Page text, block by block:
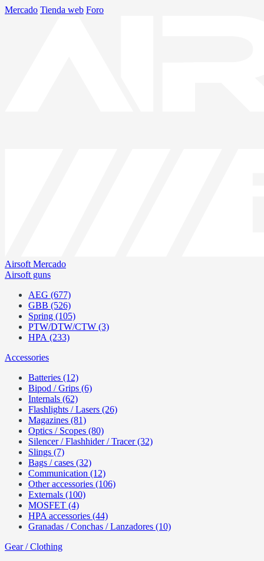
Mercado Tienda web Foro
Airsoft Mercado
Airsoft guns
AEG (677)
GBB (526)
Spring (105)
PTW/DTW/CTW (3)
HPA (233)
Accessories
Batteries (12)
Bipod / Grips (6)
Internals (62)
Flashlights / Lasers (26)
Magazines (81)
Optics / Scopes (80)
Silencer / Flashhider / Tracer (32)
Slings (7)
Bags / cases (32)
Communication (12)
Other accessories (106)
Externals (100)
MOSFET (4)
HPA accessories (44)
Granadas / Conchas / Lanzadores (10)
Gear / Clothing